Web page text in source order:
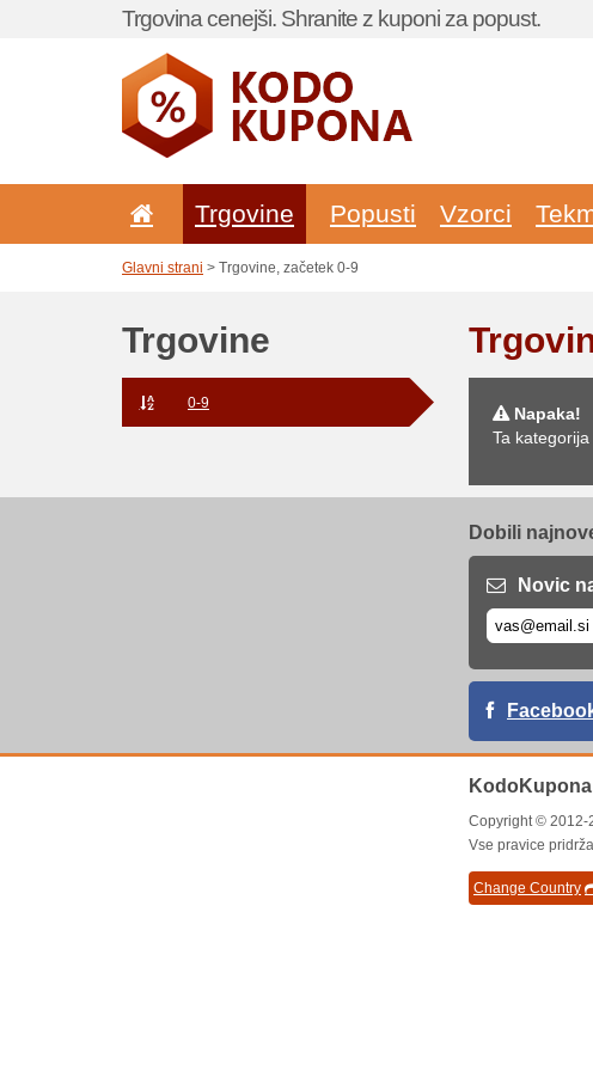
Trgovina cenejši. Shranite z kuponi za popust.
Trgovine Popusti Vzorci
Glavni strani > Trgovine, začetek 0-9
Trgovine
0-9
Napaka!
Ta
Dobili
Novic
Copyright © 2012-
Vse pravice
Change Country